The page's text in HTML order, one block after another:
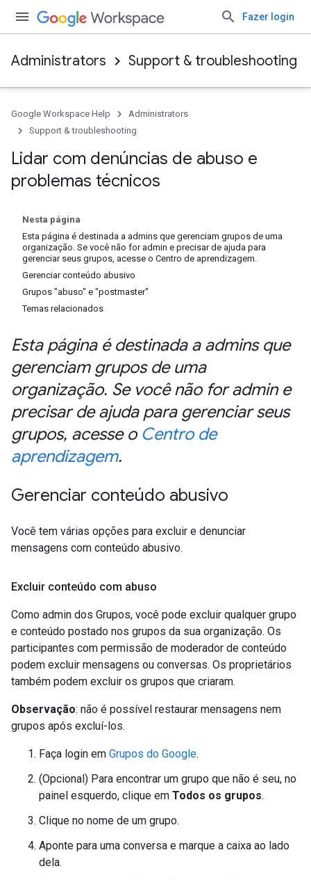
Fazer login
Administrators Support & troubleshooting
Google Workspace Help
Administrators
Support & troubleshooting
Lidar com denúncias de abuso e
problemas técnicos
Nesta página
Esta página é destinada a admins que gerenciam grupos de uma
organização. Se você não for admin e precisar de ajuda para
gerenciar seus grupos, acesse o Centro de aprendizagem.
Gerenciar conteúdo abusivo
Grupos "abuso" e "postmaster"
Temas relacionados
Esta página é destinada a admins que
gerenciam grupos de uma
organização. Se você não for admin e
precisar de ajuda para gerenciar seus
grupos, acesse o Centro de
aprendizagem.
Gerenciar conteúdo abusivo
Você tem várias opções para excluir e denunciar
mensagens com conteúdo abusivo.
Excluir conteúdo com abuso
Como admin dos Grupos, você pode excluir qualquer grupo
e conteúdo postado nos grupos da sua organização. Os
participantes com permissão de moderador de conteúdo
podem excluir mensagens ou conversas. Os proprietários
também podem excluir os grupos que criaram.
Observação: não é possível restaurar mensagens nem
grupos após excluí-los.
Faça login em Grupos do Google.
(Opcional) Para encontrar um grupo que não é seu, no
painel esquerdo, clique em Todos os grupos.
Clique no nome de um grupo.
Aponte para uma conversa e marque a caixa ao lado
dela.